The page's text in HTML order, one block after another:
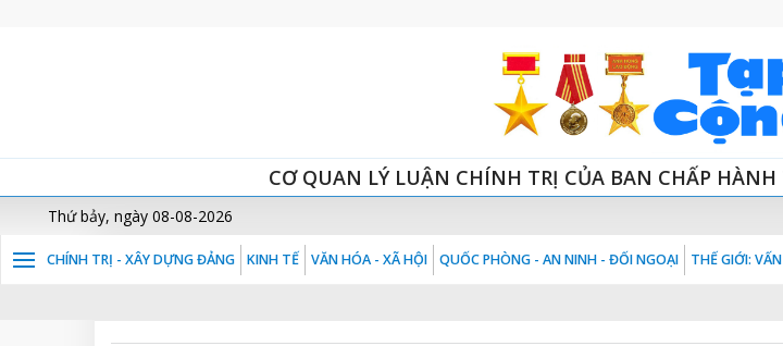
CƠ QUAN LÝ LUẬN CHÍNH TRỊ CỦA BAN CHẤP
Thứ bảy, ngày 08-08-2026
CHÍNH TRỊ - XÂY DỰNG ĐẢNG KINH TẾ VĂN HÓA - XÃ HỘI QUỐC PHÒNG - AN NINH - ĐỐI NGOẠI THẾ GIỚI: